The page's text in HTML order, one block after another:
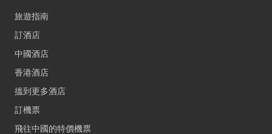
旅遊指南
訂酒店
中國酒店
香港酒店
搵到更多酒店
訂機票
飛往中國的特價機票